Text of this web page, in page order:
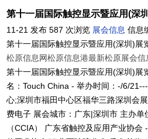
第十一届国际触控显示暨应用(深
11-21 发布 587 次浏览 展会信息 信息
第十一届国际触控显示暨应用(深圳)展
松原信息网松原信息港最新松原展会信
第十一届国际触控显示暨应用(深圳)展览会，展会还未确认 展会英文名：Touch China - 举办时间：-/6/21----/6/23 举办展馆：深圳会展中心;深圳市福田中心区福华三路深圳会展中心 乘车路线 所属行业：消费电子 展会城市：广东|深圳市 主办单位：中国通信工业协会（CCIA） 广东省触控及应用产业协会 -电子设备协会(TEEIA) 中国通信工业协会3D曲面玻璃分会 承办单位：深圳市中新材会展有限公司 深圳市中瑞展览有限公司 展会面积：30000平方米 举办届数：11届 举办周期：一年一届 官方-：-://.touchchinaexpo/ 参观登记 展位预订 设计搭建 本展会所属专题：其他消费电子展会(5) 历届展会对比 展会名称 场馆 时间 面积 照片 展商数量 第十四届国际触控、柔性显示/全面屏展 深圳会展中心 -/7/28 45000㎡ --------- --------- 第十三届国际触控、柔性显示/全面屏展 深圳国际会展中心 -/12/8 30000㎡ --------- --------- 第十二届国际触控、柔性显示/全面屏展 深圳会展中心 -/6/14 37500㎡ --------- 423家;查看 第十一届国际触控显示暨应用(深圳)展 深圳会展中心 -/6/21 30000㎡ --------- 337家;查看 第十届国际触控显示暨应用(深圳)展览 深圳会展中心 -/6/22 30000㎡ --------- --------- 第九届国际触摸屏技术暨设备(深圳)展 深圳会展中心 -/6/23 15000㎡ --------- 137家;查看 第八届国际触摸屏技术暨设备(深圳)展 深圳会展中心 -/6/25 40000㎡ --------- 266家;查看 第七届国际触摸屏技术暨设备(深圳)展 深圳会展中心 -/6/9 40000㎡ --------- --------- 展会简介 由中国通信工业协会、CCIA-3D曲面玻璃分会、-电子设备协会、广东省触控及应用产业协会于6月在深圳会展中心举办;第二届3D曲面玻璃制造（外壳曲面成型）技术暨应用展＆Touch ;China -第十一届国际触控显示、全面屏技术暨应用(深圳)展览会;.本届展览面积将达38，000平方米，1580个展位。预计将吸引超过39800人前来观展。随着5G通信渐行渐近, 3D玻璃将是智能-材质的重要选择。预计--3D曲面玻璃出货将以超过30%的增幅增长。国内外设备厂商和材料厂商也将迎来爆发式增长。本届展会将围绕-产业、3C电子产业及新型-玻璃陶瓷产业为主。将汇聚500余家3D曲面玻璃、触控显示、3C-自动化、-和电子新材料、薄膜高端材料、新能源膜材等领域产业链相关企业精彩亮相。观众覆盖了来自智能-、智能家电、智慧终端、汽车电子、人工智能、智能制造机器视觉、智慧显示、智能家居、智慧医疗、触控显示、指纹识别、摄像头、工业自动化、车载、VR设备、广告广告牌、智慧手表/手环/-（含--）等可穿戴装置、交通、智慧建筑等产品或太阳能装置等领域。 Touch China -为智能终端、智慧显示触控、3D曲面玻璃/-陶瓷、